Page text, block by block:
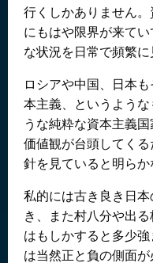
行くしかありません
にもはや限界が来て
な状況を日常で頻繁に
ロシアや中国、日本
本主義、というよう
うな純粋な資本主義
価値観が台頭してく
針を見ていると明らか
私的には古き良き日
き、また村八分や出
はもしかすると多少
は当然正と負の側面が